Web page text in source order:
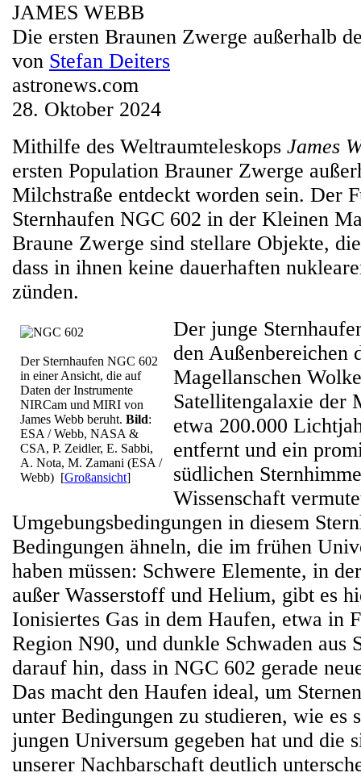
JAMES WEBB
Die ersten Braunen Zwerge außerhalb
von Stefan Deiters
astronews.com
28. Oktober 2024
Mithilfe des Weltraumteleskops James
ersten Population Brauner Zwerge
Milchstraße entdeckt worden sein. Der
Sternhaufen NGC 602 in der Kleinen
Braune Zwerge sind stellare Objekte,
dass in ihnen keine dauerhaften
zünden.
Der Sternhaufen NGC 602
in einer Ansicht, die auf
Daten der Instrumente
NIRCam und MIRI von
James Webb beruht. Bild:
ESA / Webb, NASA &
CSA, P. Zeidler, E. Sabbi,
A. Nota, M. Zamani (ESA /
Webb) [Großansicht]
Der junge
den Außenbereichen
Magellanschen
Satellitengalaxie der
etwa 200.000
entfernt und ein
südlichen
Wissenschaft
Umgebungsbedingungen in diesem
Bedingungen ähneln, die im frühen
haben müssen: Schwere Elemente, in
außer Wasserstoff und Helium, gibt es
Ionisiertes Gas in dem Haufen, etwa in
Region N90, und dunkle Schwaden aus
darauf hin, dass in NGC 602 gerade
Das macht den Haufen ideal, um
unter Bedingungen zu studieren, wie es
jungen Universum gegeben hat und die
unserer Nachbarschaft deutlich